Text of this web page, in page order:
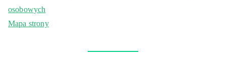
osobowych
Mapa strony